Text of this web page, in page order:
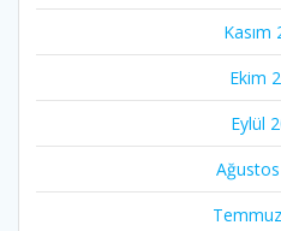
Kasım
Ekim
Eylül